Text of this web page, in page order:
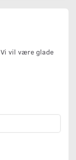
Vi vil være glade